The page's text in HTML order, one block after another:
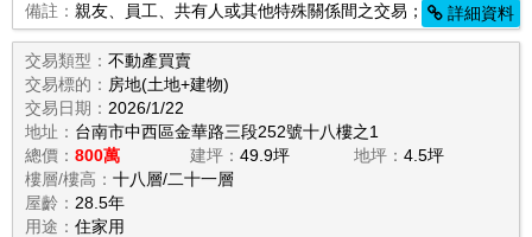
備註： 親友、員工、共有人或其他特殊關係間之交易； 詳細資料
交易類型： 不動產買賣
交易標的： 房地(土地+建物)
交易日期： 2026/1/22
地址： 台南市中西區金華路三段252號十八樓之1
總價： 800萬 建坪： 49.9坪 地坪：4.5坪
樓層/樓高： 十八層/二十一層
屋齡： 28.5年
用途： 住家用